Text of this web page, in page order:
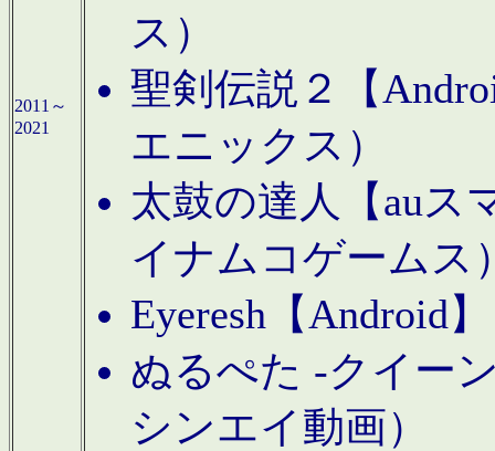
2011～
2021
ス）
聖剣伝説２【
エニックス）
太鼓の達人【auス
イナムコゲームス
Eyeresh【Android
ぬるぺた -クイー
シンエイ動画）